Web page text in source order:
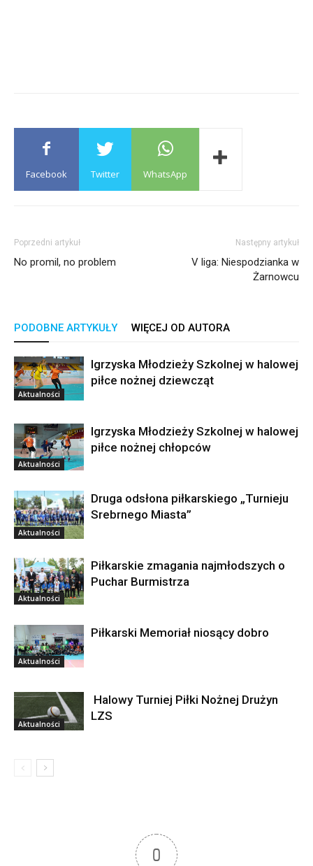
Facebook Twitter WhatsApp
Poprzedni artykuł
No promil, no problem
Następny artykuł
V liga: Niespodzianka w
Żarnowcu
PODOBNE ARTYKUŁY WIĘCEJ OD AUTORA
Aktualności
Igrzyska Młodzieży Szkolnej w halowej
piłce nożnej dziewcząt
Aktualności
Igrzyska Młodzieży Szkolnej w halowej
piłce nożnej chłopców
Aktualności
Druga odsłona piłkarskiego „Turnieju
Srebrnego Miasta”
Aktualności
Piłkarskie zmagania najmłodszych o
Puchar Burmistrza
Aktualności
Piłkarski Memoriał niosący dobro
Aktualności
Halowy Turniej Piłki Nożnej Drużyn
LZS
0